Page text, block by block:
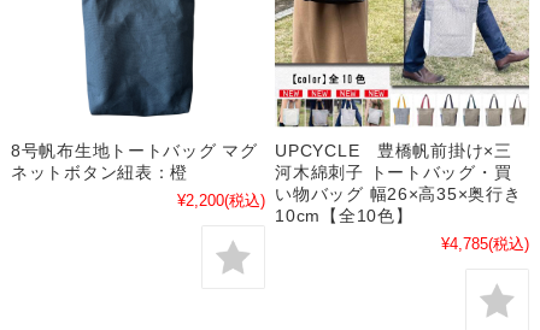
8号帆布生地トートバッグ マグ
ネットボタン紐表：橙
¥2,200(税込)
UPCYCLE 豊橋帆前掛け×三
河木綿刺子 トートバッグ・買
い物バッグ 幅26×高35×奥行き
10cm【全10色】
¥4,785(税込)